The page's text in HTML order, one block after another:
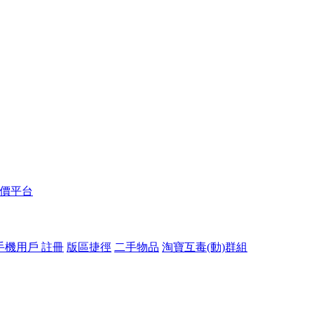
平台
機用戶 註冊 版區捷徑 二手物品 淘寶互毒(動)群組